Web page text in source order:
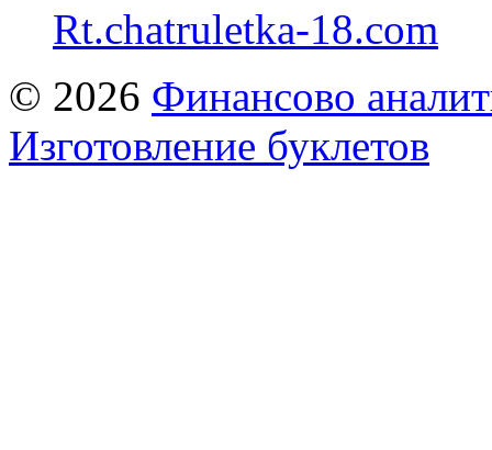
Rt.chatruletka-18.com
© 2026 Финансово
Изготовление буклетов